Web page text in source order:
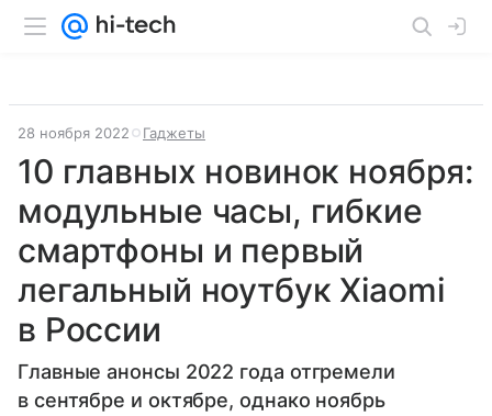
28 ноября 2022 Гаджеты
10 главных новинок ноября:
модульные часы, гибкие
смартфоны и первый
легальный ноутбук Xiaomi
в России
Главные анонсы 2022 года отгремели
в сентябре и октябре, однако ноябрь